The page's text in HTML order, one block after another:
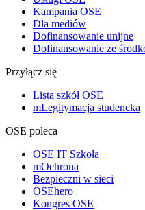
Kampania OSE
Dla mediów
Dofinansowanie unijne
Dofinansowanie ze
Przyłącz się
Lista szkół OSE
mLegitymacja studencka
OSE poleca
OSE IT Szkoła
mOchrona
Bezpieczni w sieci
OSEhero
Kongres OSE